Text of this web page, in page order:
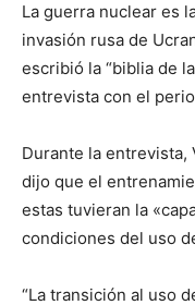
La guerra nuclear es
invasión rusa de
escribió la “biblia de
entrevista con el
Durante la entrevista,
dijo que el
estas tuvieran la
condiciones del uso
“La transición al uso